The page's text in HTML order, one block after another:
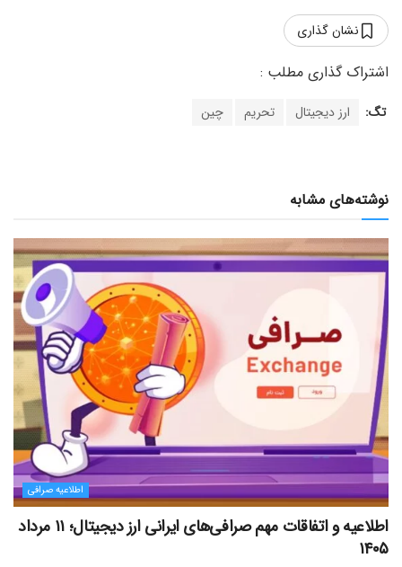
نشان گذاری
تگ: ارز دیجیتال تحریم چین
نوشته‌های مشابه
اطلاعیه صرافی
اطلاعیه و اتفاقات مهم صرافی‌های ایرانی ارز دیجیتال؛ ۱۱ مرداد
۱۴۰۵